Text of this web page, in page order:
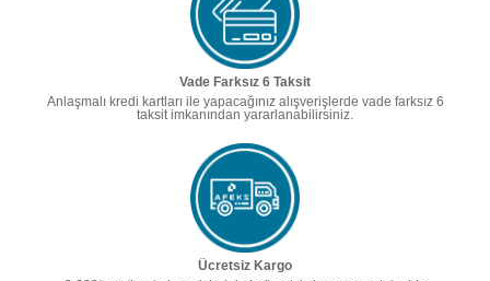
Vade Farksız 6 Taksit
Anlaşmalı kredi kartları ile yapacağınız alışverişlerde vade farksız 6
taksit imkanından yararlanabilirsiniz.
Ücretsiz Kargo